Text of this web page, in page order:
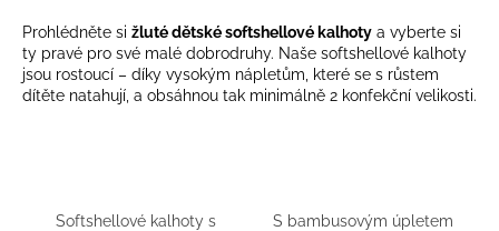
Prohlédněte si žluté dětské softshellové kalhoty a vyberte si
ty pravé pro své malé dobrodruhy. Naše softshellové kalhoty
jsou rostoucí – díky vysokým nápletům, které se s růstem
dítěte natahují, a obsáhnou tak minimálně 2 konfekční velikosti.
Softshellové kalhoty s
S bambusovým úpletem
u
j
e